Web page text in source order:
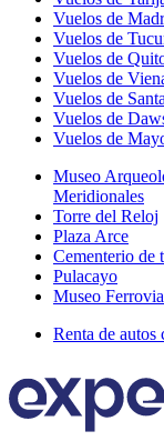
Vuelos de
Vuelos de
Vuelos de
Vuelos de
Vuelos de
Vuelos de
Vuelos de
Museo
Meridionales
Torre del Reloj
Plaza Arce
Cementerio de
Pulacayo
Museo
Renta de autos